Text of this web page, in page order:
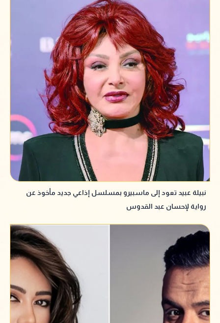
نبيلة عبيد تعود إلى ماسبيرو بمسلسل إذاعي جديد مأخوذ عن
رواية لإحسان عبد القدوس